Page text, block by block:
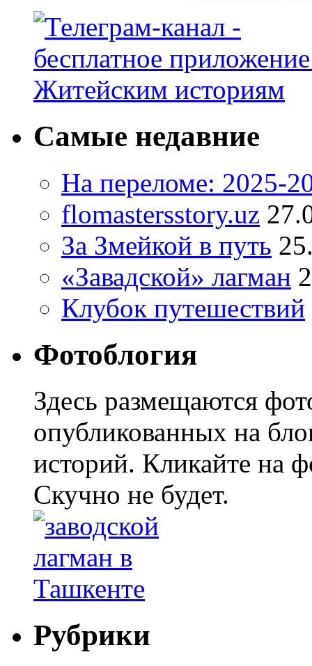
Самые недавние
На переломе: 2025-
flomastersstory.uz
За Змейкой в путь
«Завадской» лагман
Клубок путешествий
Фотоблогия
Здесь размещаются
опубликованных на
историй. Кликайте на
Скучно не будет.
Рубрики